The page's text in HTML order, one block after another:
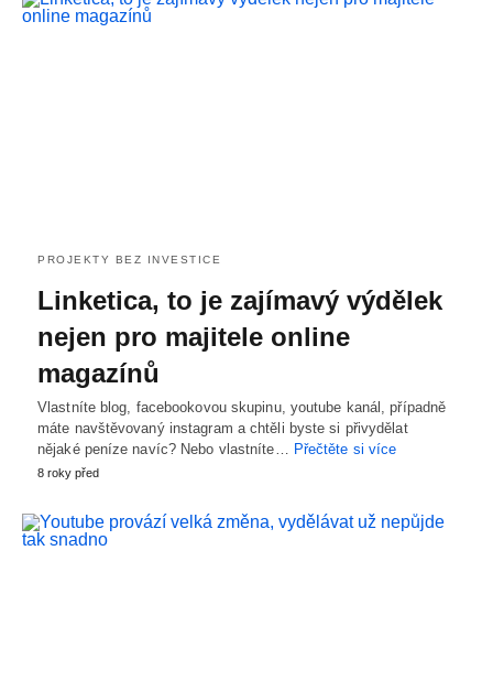
PROJEKTY BEZ INVESTICE
Linketica, to je zajímavý výdělek
nejen pro majitele online
magazínů
Vlastníte blog, facebookovou skupinu, youtube kanál, případně
máte navštěvovaný instagram a chtěli byste si přivydělat
nějaké peníze navíc? Nebo vlastníte… Přečtěte si více
8 roky před